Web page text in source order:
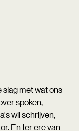
slag met wat ons
spoken,
wil schrijven,
En ter ere van